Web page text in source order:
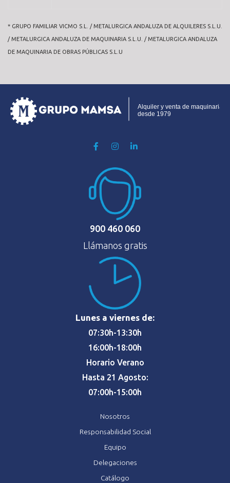
* GRUPO FAMILIAR VICMO S.L. / METALURGICA ANDALUZA DE ALQUILERES S.L.U.
/ METALURGICA ANDALUZA DE MAQUINARIA S.L.U. / METALURGICA ANDALUZA
DE MAQUINARIA DE OBRAS PÚBLICAS S.L.U
Nosotros
Responsabilidad Social
Equipo
Delegaciones
Catálogo
900 460 060
Llámanos gratis
Lunes a viernes de:
07:30h-13:30h
16:00h-18:00h
Horario Verano
Hasta 21 Agosto:
07:00h-15:00h